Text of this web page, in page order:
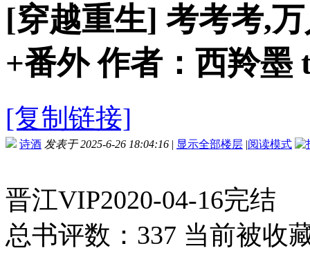
[穿越重生] 考考考,
+番外 作者：西羚墨
[复制链接]
诗酒 发表于 2025-6-26 18:04:16 | 显示全部楼层 |阅读模式
晋江VIP2020-04-16完结
总书评数：337 当前被收